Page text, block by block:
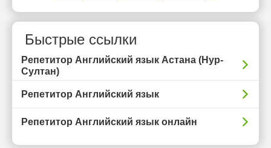
Быстрые ссылки
Репетитор Английский язык Астана (Нур-
Султан)
Репетитор Английский язык
Репетитор Английский язык онлайн